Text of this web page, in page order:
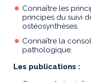
Connaître les
principes du suivi
ostéosynthèses.
Connaître la
pathologique.
Les publications :